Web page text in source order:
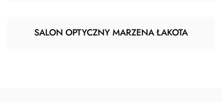
SALON OPTYCZNY MARZENA ŁAKOTA